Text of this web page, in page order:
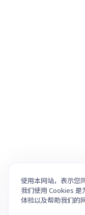
使用本网站，表示您
我们使用 Cookies 是
体验以及帮助我们的